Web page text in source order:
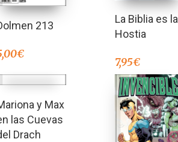
213
€
La Biblia es la
Hostia
7,95€
y Max
las Cuevas
Drach